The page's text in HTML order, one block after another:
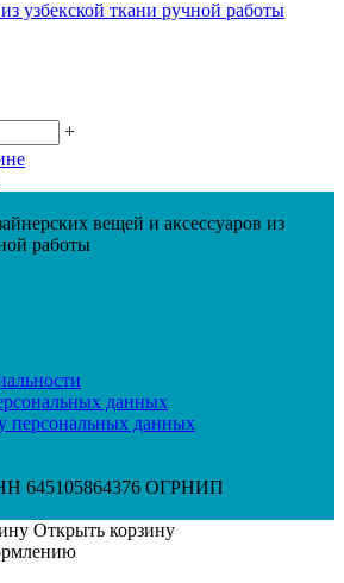
узбекской ткани ручной работы
+
вещей и аксессуаров из
работы
данных
персональных данных
645105864376 ОГРНИП
Открыть корзину